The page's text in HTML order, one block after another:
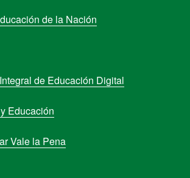
de la Nación
de Educación Digital
Educación
Vale la Pena